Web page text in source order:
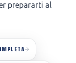
prepararti al